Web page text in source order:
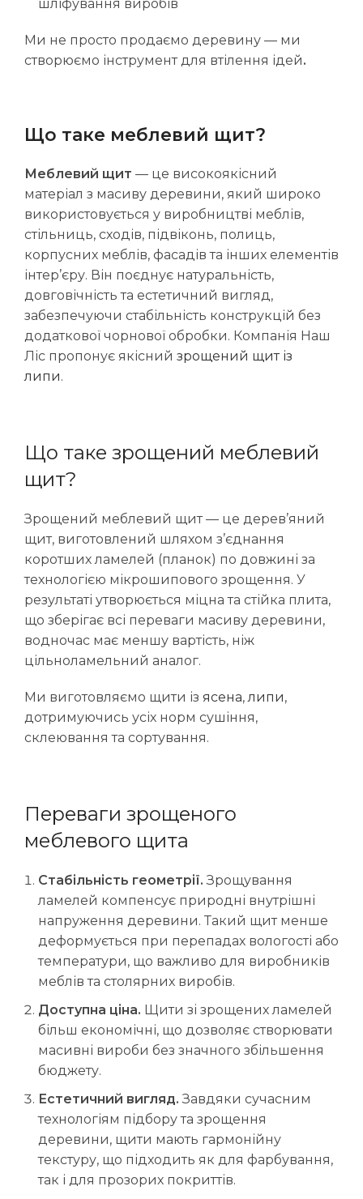
шліфування виробів
Ми не просто продаємо деревину — ми
створюємо інструмент для втілення ідей.
Що таке меблевий щит?
Меблевий щит — це високоякісний
матеріал з масиву деревини, який широко
використовується у виробництві меблів,
стільниць, сходів, підвіконь, полиць,
корпусних меблів, фасадів та інших елементів
інтер’єру. Він поєднує натуральність,
довговічність та естетичний вигляд,
забезпечуючи стабільність конструкцій без
додаткової чорнової обробки. Компанія Наш
Ліс пропонує якісний зрощений щит із
липи.
Що таке зрощений меблевий
щит?
Зрощений меблевий щит — це дерев’яний
щит, виготовлений шляхом з’єднання
коротших ламелей (планок) по довжині за
технологією мікрошипового зрощення. У
результаті утворюється міцна та стійка плита,
що зберігає всі переваги масиву деревини,
водночас має меншу вартість, ніж
цільноламельний аналог.
Ми виготовляємо щити із ясена,липи,
дотримуючись усіх норм сушіння,
склеювання та сортування.
Переваги зрощеного
меблевого щита
Стабільність геометрії.Зрощування
ламелей компенсує природні внутрішні
напруження деревини. Такий щит менше
деформується при перепадах вологості або
температури, що важливо для виробників
меблів та столярних виробів.
Доступна ціна. Щити зі зрощених ламелей
більш економічні, що дозволяє створювати
масивні вироби без значного збільшення
бюджету.
Естетичний вигляд.Завдяки сучасним
технологіям підбору та зрощення
деревини, щити мають гармонійну
текстуру, що підходить як для фарбування,
так і для прозорих покриттів.